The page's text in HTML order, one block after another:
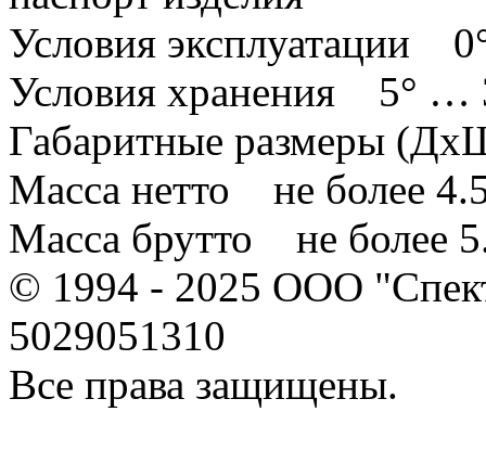
Условия эксплуатации
Условия хранения 5° …
Габаритные размеры
Масса нетто не более
Масса брутто не более
© 1994 - 2025 ООО
5029051310
Все права защищены.